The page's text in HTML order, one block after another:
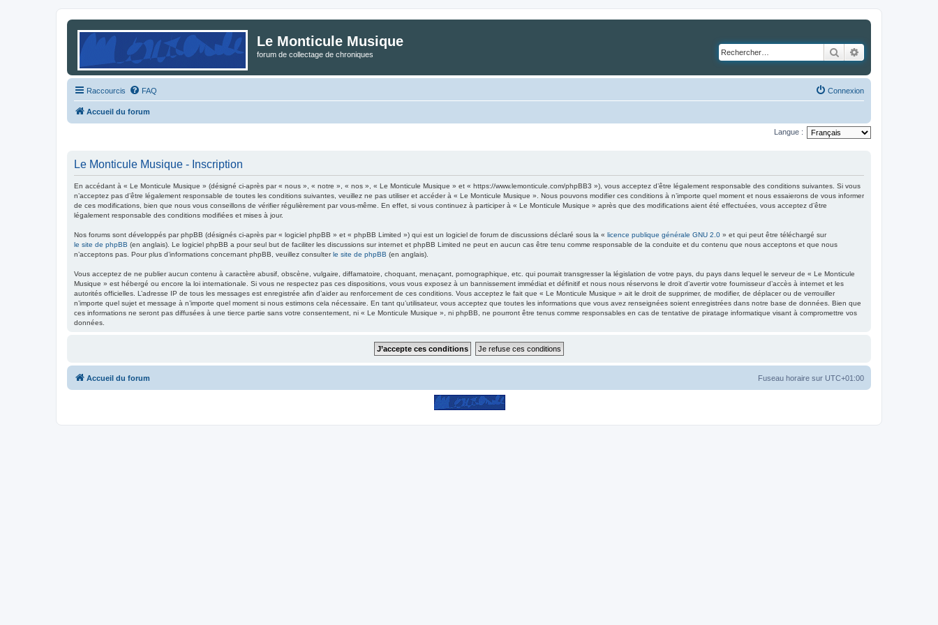
Le Monticule Musique
forum de collectage de chroniques Rechercher
Raccourcis FAQ Connexion
Accueil du forum
Langue :
Le Monticule Musique - Inscription
En accédant à « Le Monticule Musique » (désigné ci-après par « nous », « notre », « nos », « Le Monticule Musique » et « https://www.lemonticule.com/phpBB3 »), vous acceptez d’être légalement responsable des conditions suivantes. Si vous
n’acceptez pas d’être légalement responsable de toutes les conditions suivantes, veuillez ne pas utiliser et accéder à « Le Monticule Musique ». Nous pouvons modifier ces conditions à n’importe quel moment et nous essaierons de vous informer
de ces modifications, bien que nous vous conseillons de vérifier régulièrement par vous-même. En effet, si vous continuez à participer à « Le Monticule Musique » après que des modifications aient été effectuées, vous acceptez d’être
légalement responsable des conditions modifiées et mises à jour.
Nos forums sont développés par phpBB (désignés ci-après par « logiciel phpBB » et « phpBB Limited ») qui est un logiciel de forum de discussions déclaré sous la « licence publique générale GNU 2.0 » et qui peut être téléchargé sur
le site de phpBB (en anglais). Le logiciel phpBB a pour seul but de faciliter les discussions sur internet et phpBB Limited ne peut en aucun cas être tenu comme responsable de la conduite et du contenu que nous acceptons et que nous
n’acceptons pas. Pour plus d’informations concernant phpBB, veuillez consulterle site de phpBB (en anglais).
Vous acceptez de ne publier aucun contenu à caractère abusif, obscène, vulgaire, diffamatoire, choquant, menaçant, pornographique, etc. qui pourrait transgresser la législation de votre pays, du pays dans lequel le serveur de « Le Monticule
Musique » est hébergé ou encore la loi internationale. Si vous ne respectez pas ces dispositions, vous vous exposez à un bannissement immédiat et définitif et nous nous réservons le droit d’avertir votre fournisseur d’accès à internet et les
autorités officielles. L’adresse IP de tous les messages est enregistrée afin d’aider au renforcement de ces conditions. Vous acceptez le fait que « Le Monticule Musique » ait le droit de supprimer, de modifier, de déplacer ou de verrouiller
n’importe quel sujet et message à n’importe quel moment si nous estimons cela nécessaire. En tant qu’utilisateur, vous acceptez que toutes les informations que vous avez renseignées soient enregistrées dans notre base de données. Bien que
ces informations ne seront pas diffusées à une tierce partie sans votre consentement, ni « Le Monticule Musique », ni phpBB, ne pourront être tenus comme responsables en cas de tentative de piratage informatique visant à compromettre vos
données.
Accueil du forum Fuseau horaire sur UTC+01:00